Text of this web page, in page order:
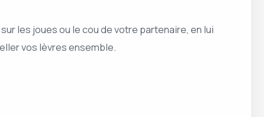
les joues ou le cou de votre partenaire, en lui
vos lèvres ensemble.